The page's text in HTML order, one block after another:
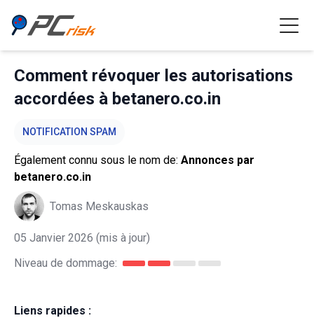
Comment révoquer les autorisations
accordées à betanero.co.in
NOTIFICATION SPAM
Également connu sous le nom de: Annonces par
betanero.co.in
Tomas Meskauskas
05 Janvier 2026 (mis à jour)
Niveau de dommage:
Liens rapides :